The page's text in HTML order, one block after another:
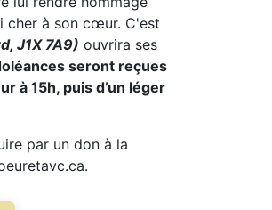
cher à son cœur. C'est
J1X 7A9) ouvrira ses
seront reçues
à 15h, puis d’un léger
par un don à la